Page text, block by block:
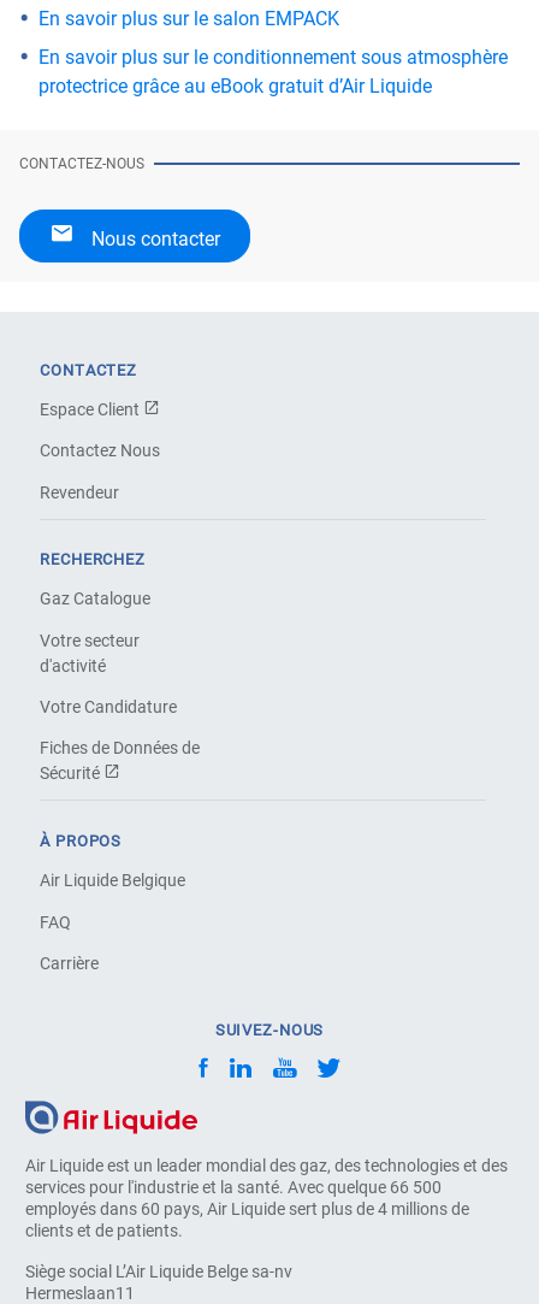
En savoir plus sur le salon EMPACK
En savoir plus sur le conditionnement sous atmosphère
protectrice grâce au eBook gratuit d’Air Liquide
CONTACTEZ-NOUS
Nous contacter
Air Liquide est un leader mondial des gaz, des technologies et des
services pour l'industrie et la santé. Avec quelque 66 500
employés dans 60 pays, Air Liquide sert plus de 4 millions de
clients et de patients.
Siège social L’Air Liquide Belge sa-nv
Hermeslaan11
CONTACTEZ
Espace Client
Contactez Nous
Revendeur
RECHERCHEZ
Gaz Catalogue
Votre secteur
d'activité
Votre Candidature
Fiches de Données de
Sécurité
À PROPOS
Air Liquide Belgique
FAQ
Carrière
SUIVEZ-NOUS